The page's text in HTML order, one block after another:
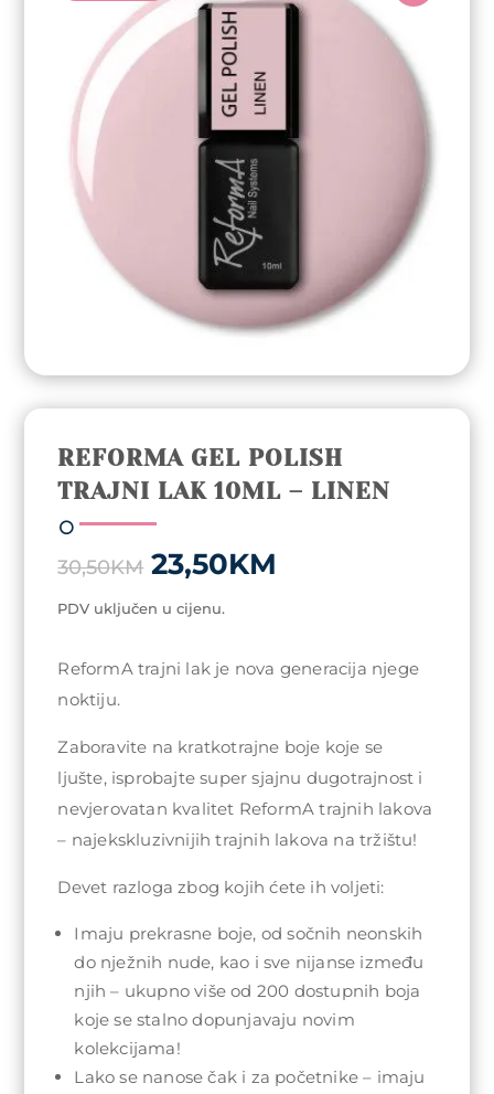
REFORMA GEL POLISH
TRAJNI LAK 10ML – LINEN
30,50KM Original
price
was:
23,50KM
PDV uključen u cijenu.
ReformA trajni lak je nova generacija njege
noktiju.
Zaboravite na kratkotrajne boje koje se
ljušte, isprobajte super sjajnu dugotrajnost i
nevjerovatan kvalitet ReformA trajnih lakova
– najekskluzivnijih trajnih lakova na tržištu!
Devet razloga zbog kojih ćete ih voljeti:
Imaju prekrasne boje, od sočnih neonskih
do nježnih nude, kao i sve nijanse između
njih – ukupno više od 200 dostupnih boja
koje se stalno dopunjavaju novim
kolekcijama!
Lako se nanose čak i za početnike – imaju